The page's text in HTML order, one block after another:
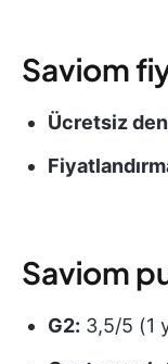
Saviom
Ücretsiz
Saviom
G2: 3,5/5 (1